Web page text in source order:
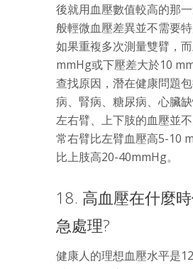
後就用血壓數值較高的那
般輕微血壓差異並不需要
如果重複多次測量雙臂，
mmHg或下壓差大於10
查找原因，潛在健康問題
病、腎病、糖尿病、心臟
左右臂、上下肢的血壓並
常右臂比左臂血壓高5-10
比上肢高20-40mmHg。
18. 高血壓在什麼
急處理?
健康人的理想血壓水平是